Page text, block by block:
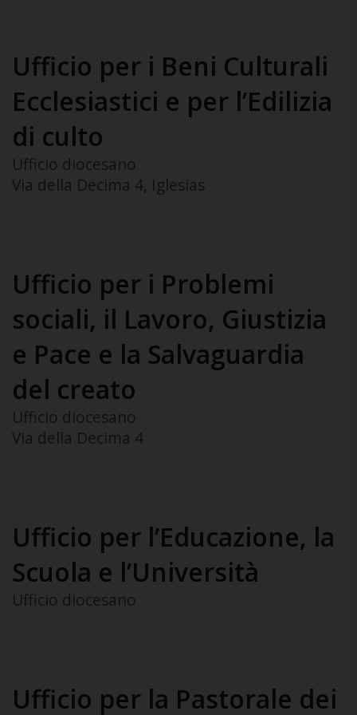
Ufficio per i Beni Culturali
Ecclesiastici e per l’Edilizia
di culto
Ufficio diocesano
Via della Decima 4, Iglesias
Ufficio per i Problemi
sociali, il Lavoro, Giustizia
e Pace e la Salvaguardia
del creato
Ufficio diocesano
Via della Decima 4
Ufficio per l’Educazione, la
Scuola e l’Università
Ufficio diocesano
Ufficio per la Pastorale dei